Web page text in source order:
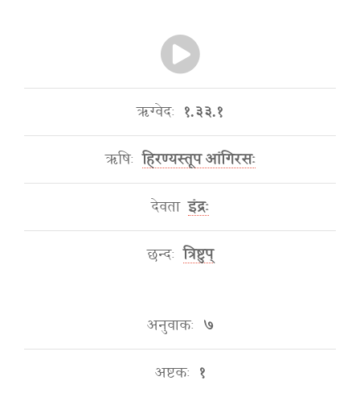
ऋग्वेदः १.३३.१
ऋषिः हिरण्यस्तूप आंगिरसः
देवता इंद्रः
छन्दः त्रिष्टुप्
अनुवाकः ७
अष्टकः १